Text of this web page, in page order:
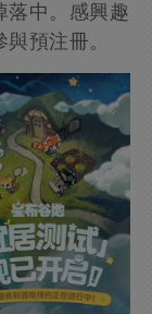
落中。感興趣
預注冊。